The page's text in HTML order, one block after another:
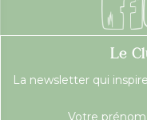
Le
La newsletter qui